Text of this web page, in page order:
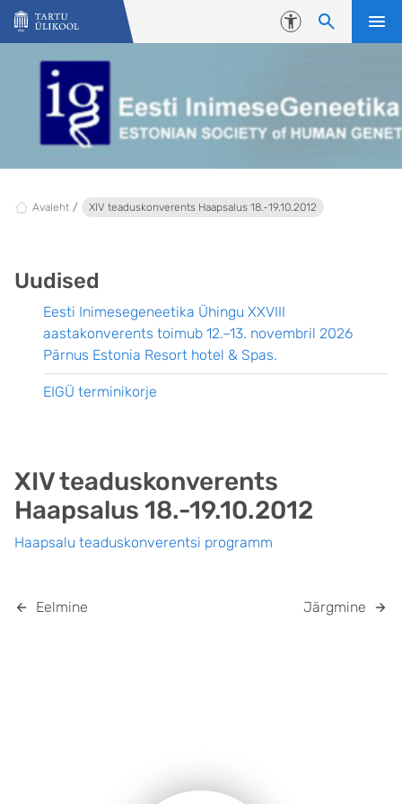
Liigu edasi põhisisu juurde
Juurdepääsetavus
Avaleht XIV teaduskonverents Haapsalus 18.-19.10.2012
XIV teaduskonverents
Haapsalus 18.-19.10.2012
Haapsalu teaduskonverentsi programm
Eelmine Järgmine
Uudised
Eesti Inimesegeneetika Ühingu XXVIII
aastakonverents toimub 12.–13. novembril 2026
Pärnus Estonia Resort hotel & Spas.
EIGÜ terminikorje